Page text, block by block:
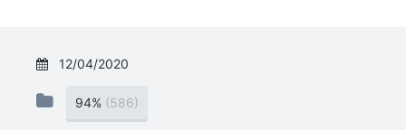
12/04/2020
94% (586)